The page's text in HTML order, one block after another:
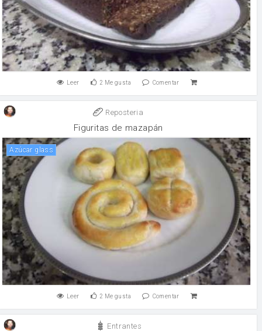
Leer 2 Me gusta Comentar
Reposteria
Figuritas de mazapán
Azúcar glass
Leer 2 Me gusta Comentar
Entrantes